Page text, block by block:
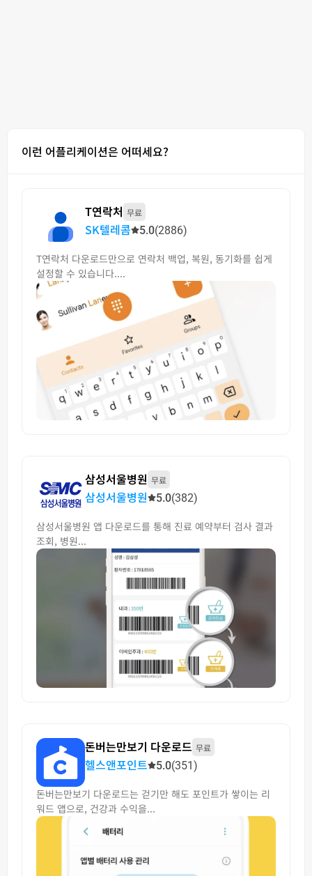
이런 어플리케이션은 어떠세요?
T연락처 무료
SK텔레콤 5.0(2886)
T연락처 다운로드만으로 연락처 백업, 복원, 동기화를 쉽게
설정할 수 있습니다....
삼성서울병원 무료
삼성서울병원 5.0(382)
삼성서울병원 앱 다운로드를 통해 진료 예약부터 검사 결과
조회, 병원...
돈버는만보기 다운로드 무료
헬스앤포인트 5.0(351)
돈버는만보기 다운로드는 걷기만 해도 포인트가 쌓이는 리
워드 앱으로, 건강과 수익을...